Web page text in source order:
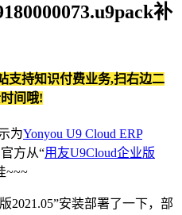
补
支持知识付费业务,扫右边二
间哦!
为Yonyou U9 Cloud ERP
方从“用友U9Cloud企业版
~~~
2021.05”安装部署了一下，部